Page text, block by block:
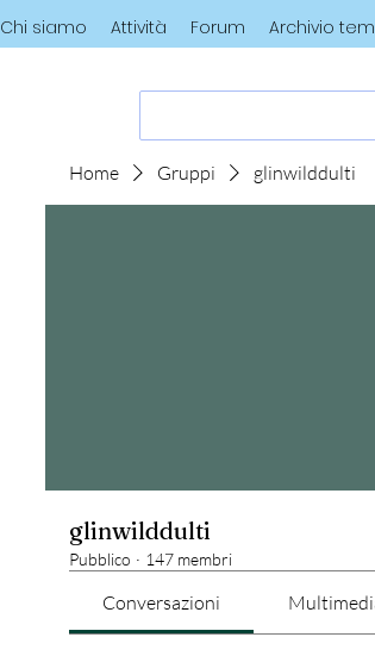
Chi siamo Attività Forum Archivio
Home Gruppi glinwilddulti
glinwilddulti
Pubblico · 147 membri
Conversazioni